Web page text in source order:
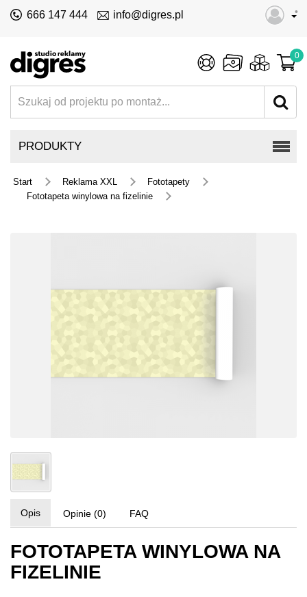
•
666 147 444 info@digres.pl
0
PRODUKTY
Start Reklama XXL
Fototapety
Fototapeta winylowa na fizelinie
Opis Opinie (0) FAQ
FOTOTAPETA WINYLOWA NA
FIZELINIE